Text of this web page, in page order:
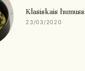
Klasiskais humuss
23/03/2020